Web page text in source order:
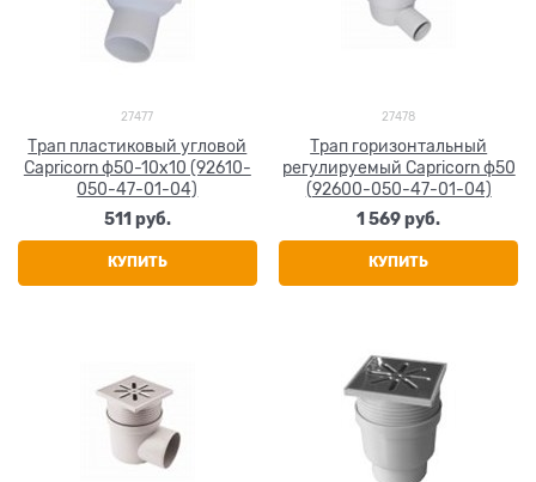
27477
Трап пластиковый угловой
Capricorn ф50-10x10 (92610-
050-47-01-04)
511 руб.
КУПИТЬ
27478
Трап горизонтальный
регулируемый Capricorn ф50
(92600-050-47-01-04)
1 569 руб.
КУПИТЬ